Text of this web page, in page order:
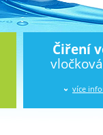
Čiření
více